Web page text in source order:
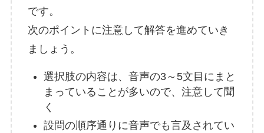
です。
次のポイントに注意して解答を進めていき
ましょう。
選択肢の内容は、音声の3～5文目にまと
まっていることが多いので、注意して聞
く
設問の順序通りに音声でも言及されてい